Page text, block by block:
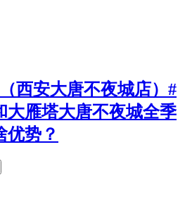
西安大唐不夜城店）#
大雁塔大唐不夜城全季
优势？